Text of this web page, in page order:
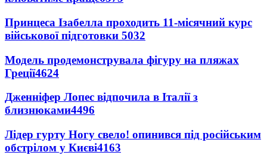
Принцеса Ізабелла проходить 11-місячний курс
військової підготовки 5032
Модель продемонструвала фігуру на пляжах
Греції4624
Дженніфер Лопес відпочила в Італії з
близнюками4496
Лідер гурту Ногу свело! опинився під російським
обстрілом у Києві4163